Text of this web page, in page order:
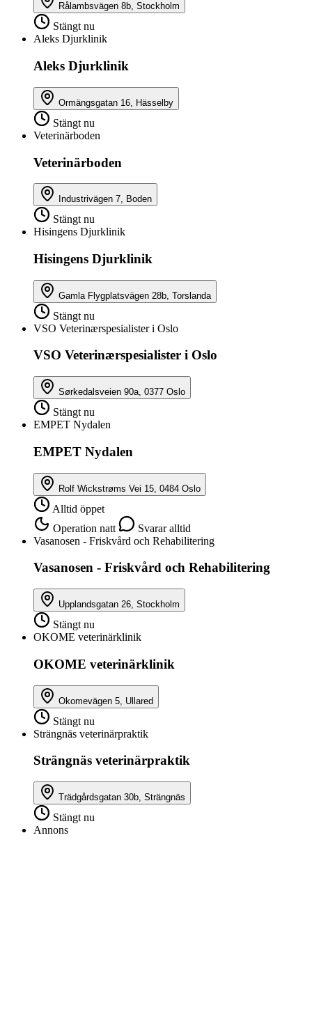
Rålambsvägen 8b, Stockholm
Stängt nu
Aleks Djurklinik
Aleks Djurklinik
Ormängsgatan 16, Hässelby
Stängt nu
Veterinärboden
Veterinärboden
Industrivägen 7, Boden
Stängt nu
Hisingens Djurklinik
Hisingens Djurklinik
Gamla Flygplatsvägen 28b, Torslanda
Stängt nu
VSO Veterinærspesialister i Oslo
VSO Veterinærspesialister i Oslo
Sørkedalsveien 90a, 0377 Oslo
Stängt nu
EMPET Nydalen
EMPET Nydalen
Rolf Wickstrøms Vei 15, 0484 Oslo
Alltid öppet
Operation natt
Svarar alltid
Vasanosen - Friskvård och Rehabilitering
Vasanosen - Friskvård och Rehabilitering
Upplandsgatan 26, Stockholm
Stängt nu
OKOME veterinärklinik
OKOME veterinärklinik
Okomevägen 5, Ullared
Stängt nu
Strängnäs veterinärpraktik
Strängnäs veterinärpraktik
Trädgårdsgatan 30b, Strängnäs
Stängt nu
Annons